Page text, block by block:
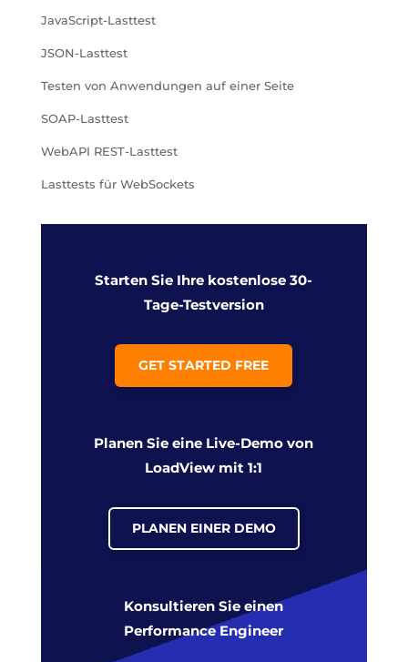
JavaScript-Lasttest
JSON-Lasttest
Testen von Anwendungen auf einer Seite
SOAP-Lasttest
WebAPI REST-Lasttest
Lasttests für WebSockets
Starten Sie Ihre kostenlose 30-
Tage-Testversion
GET STARTED FREE
Planen Sie eine Live-Demo von
LoadView mit 1:1
PLANEN EINER DEMO
Konsultieren Sie einen
Performance Engineer